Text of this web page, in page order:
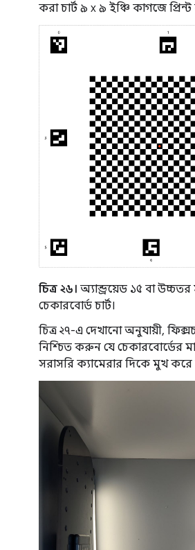
করা চার্ট ৯ x ৯ ইঞ্চি কাগজে
চিত্র ২৬। অ্যান্ড্রয়েড ১৫ বা
চেকারবোর্ড চার্ট।
চিত্র ২৭-এ দেখানো অনুযায়ী,
নিশ্চিত করুন যে চেকারবোর্ডের
সরাসরি ক্যামেরার দিকে মুখ